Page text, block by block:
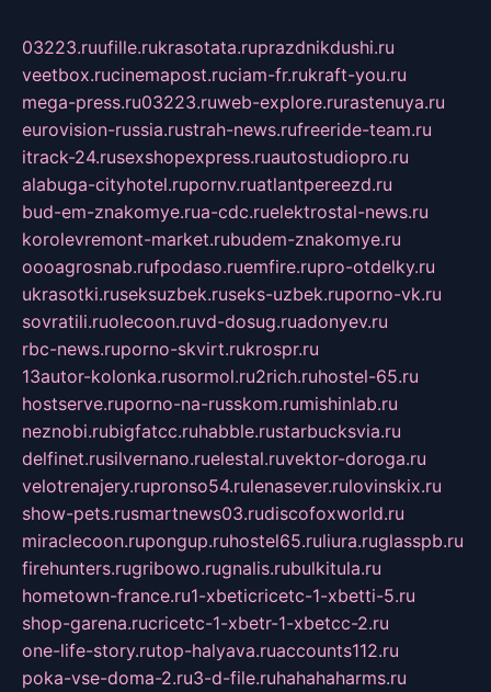
03223.ruufille.rukrasotata.ruprazdnikdushi.ru
veetbox.rucinemapost.ruciam-fr.rukraft-you.ru
mega-press.ru03223.ruweb-explore.rurastenuya.ru
eurovision-russia.rustrah-news.rufreeride-team.ru
itrack-24.rusexshopexpress.ruautostudiopro.ru
alabuga-cityhotel.rupornv.ruatlantpereezd.ru
bud-em-znakomye.rua-cdc.ruelektrostal-news.ru
korolevremont-market.rubudem-znakomye.ru
oooagrosnab.rufpodaso.ruemfire.rupro-otdelky.ru
ukrasotki.ruseksuzbek.ruseks-uzbek.ruporno-vk.ru
sovratili.ruolecoon.ruvd-dosug.ruadonyev.ru
rbc-news.ruporno-skvirt.rukrospr.ru
13autor-kolonka.rusormol.ru2rich.ruhostel-65.ru
hostserve.ruporno-na-russkom.rumishinlab.ru
neznobi.rubigfatcc.ruhabble.rustarbucksvia.ru
delfinet.rusilvernano.ruelestal.ruvektor-doroga.ru
velotrenajery.rupronso54.rulenasever.rulovinskix.ru
show-pets.rusmartnews03.rudiscofoxworld.ru
miraclecoon.rupongup.ruhostel65.ruliura.ruglasspb.ru
firehunters.rugribowo.rugnalis.rubulkitula.ru
hometown-france.ru1-xbeticricetc-1-xbetti-5.ru
shop-garena.rucricetc-1-xbetr-1-xbetcc-2.ru
one-life-story.rutop-halyava.ruaccounts112.ru
poka-vse-doma-2.ru3-d-file.ruhahahaharms.ru